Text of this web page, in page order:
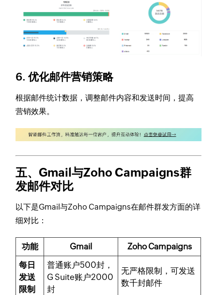
6.优化邮件营销策略
根据邮件统计数据，调整邮件内容和发送时间，提高
营销效果。
五、Gmail与Zoho Campaigns群
发邮件对比
以下是Gmail与Zoho Campaigns在邮件群发方面的详
细对比：
功能 Gmail
Zoho Campaigns
每日
发送
限制
普通账户500封，
G Suite账户2000
封
无严格限制，可发送
数千封邮件